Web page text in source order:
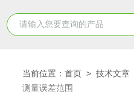
当前位置：首页 >技术文章
测量误差范围